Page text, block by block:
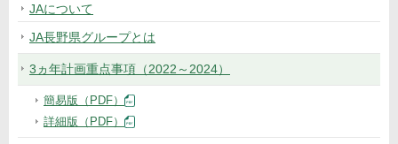
JAについて
JA長野県グループとは
3ヵ年計画重点事項（2022～2024）
簡易版（PDF）
詳細版（PDF）